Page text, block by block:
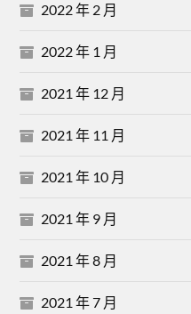
2022 年 2 月
2022 年 1 月
2021 年 12 月
2021 年 11 月
2021 年 10 月
2021 年 9 月
2021 年 8 月
2021 年 7 月